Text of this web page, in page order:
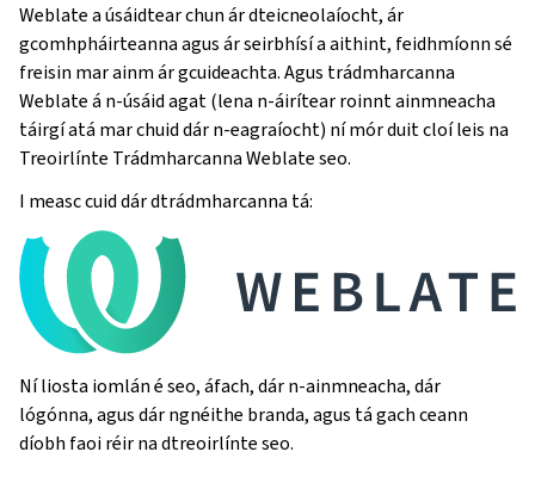
Weblate a úsáidtear chun ár dteicneolaíocht, ár
gcomhpháirteanna agus ár seirbhísí a aithint, feidhmíonn sé
freisin mar ainm ár gcuideachta. Agus trádmharcanna
Weblate á n-úsáid agat (lena n-áirítear roinnt ainmneacha
táirgí atá mar chuid dár n-eagraíocht) ní mór duit cloí leis na
Treoirlínte Trádmharcanna Weblate seo.
I measc cuid dár dtrádmharcanna tá:
Ní liosta iomlán é seo, áfach, dár n-ainmneacha, dár
lógónna, agus dár ngnéithe branda, agus tá gach ceann
díobh faoi réir na dtreoirlínte seo.